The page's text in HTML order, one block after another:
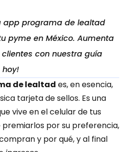
app programa de lealtad
pyme en México. Aumenta
con nuestra guía
hoy!
de lealtad es, en esencia,
tarjeta de sellos. Es una
vive en el celular de tus
por su preferencia,
y por qué, y al final